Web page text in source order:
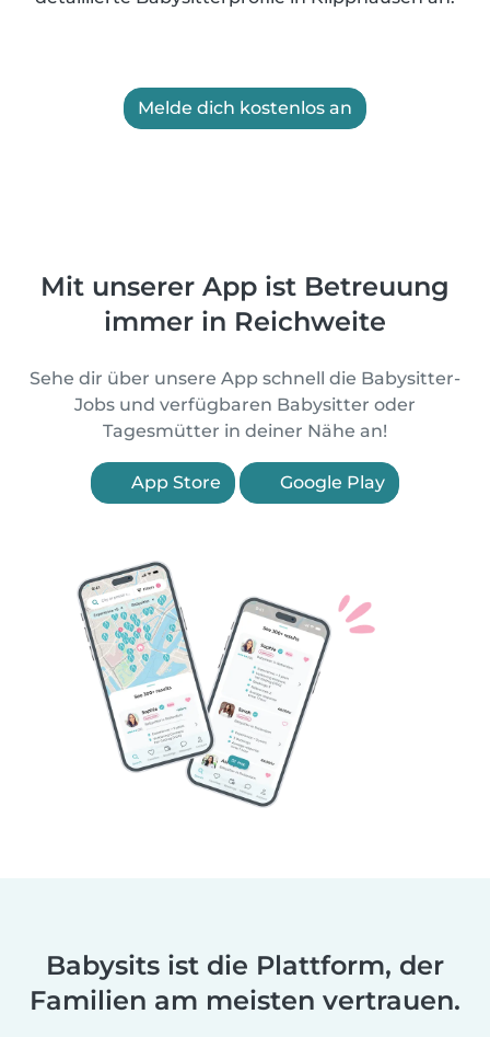
Melde dich kostenlos an
Mit unserer App ist Betreuung
immer in Reichweite
Sehe dir über unsere App schnell die Babysitter-
Jobs und verfügbaren Babysitter oder
Tagesmütter in deiner Nähe an!
App Store Google Play
Babysits ist die Plattform, der
Familien am meisten vertrauen.